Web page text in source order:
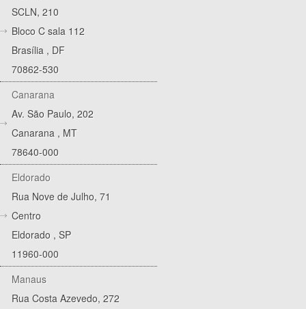
SCLN, 210
Bloco C sala 112
Brasília , DF
70862-530
Canarana
Av. São Paulo, 202
Canarana , MT
78640-000
Eldorado
Rua Nove de Julho, 71
Centro
Eldorado , SP
11960-000
Manaus
Rua Costa Azevedo, 272